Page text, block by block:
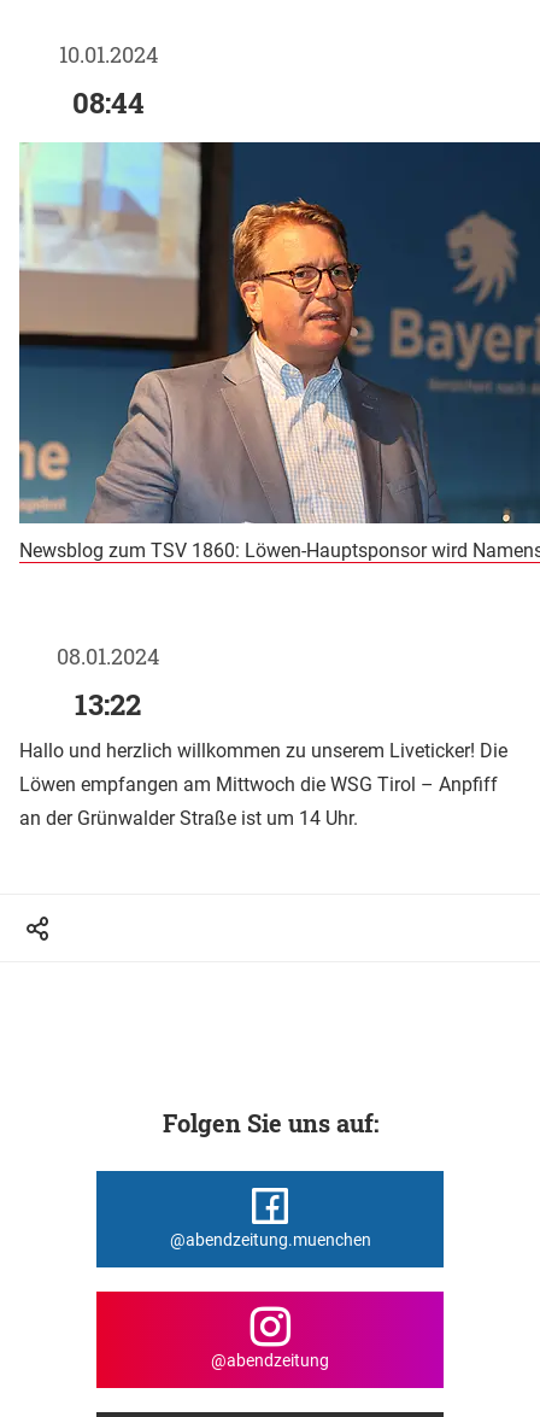
10.01.2024
08:44
Newsblog zum TSV 1860: Löwen-Hauptsponsor wird
08.01.2024
13:22
Hallo und herzlich willkommen zu unserem Liveticker! Die
Löwen empfangen am Mittwoch die WSG Tirol – Anpfiff
an der Grünwalder Straße ist um 14 Uhr.
Folgen Sie uns auf:
@abendzeitung.muenchen
@abendzeitung